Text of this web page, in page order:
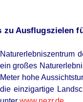
zu Ausflugszielen
Naturerlebniszentrum
ein großes
Meter hohe
die einzigartige